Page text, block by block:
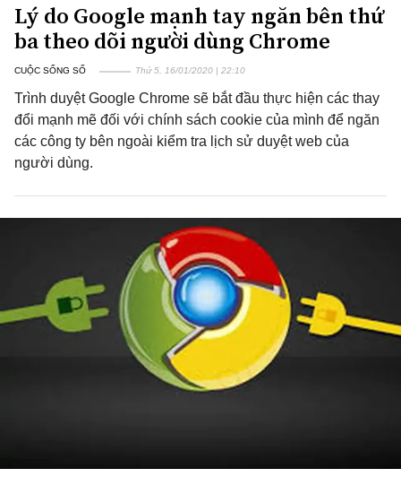
Lý do Google mạnh tay ngăn bên thứ
ba theo dõi người dùng Chrome
CUỘC SỐNG SỐ Thứ 5, 16/01/2020 | 22:10
Trình duyệt Google Chrome sẽ bắt đầu thực hiện các thay
đổi mạnh mẽ đối với chính sách cookie của mình để ngăn
các công ty bên ngoài kiểm tra lịch sử duyệt web của
người dùng.